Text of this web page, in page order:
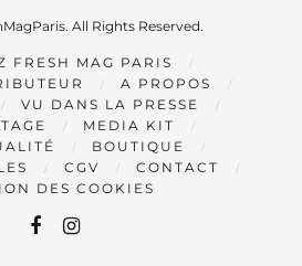
All Rights Reserved.
FRESH MAG PARIS
A PROPOS
VU DANS LA PRESSE
MEDIA KIT
BOUTIQUE
CGV
CONTACT
DES COOKIES